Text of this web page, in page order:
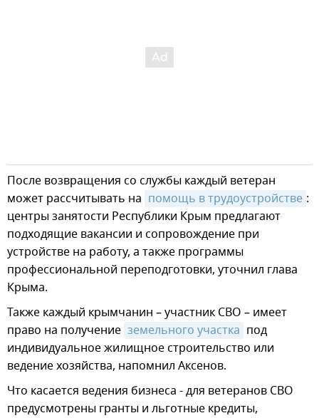
После возвращения со службы каждый ветеран
может рассчитывать на помощь в трудоустройстве :
центры занятости Республики Крым предлагают
подходящие вакансии и сопровождение при
устройстве на работу, а также программы
профессиональной переподготовки, уточнил глава
Крыма.
Также каждый крымчанин – участник СВО – имеет
право на получение земельного участка под
индивидуальное жилищное строительство или
ведение хозяйства, напомнил Аксенов.
Что касается ведения бизнеса - для ветеранов СВО
предусмотрены гранты и льготные кредиты,